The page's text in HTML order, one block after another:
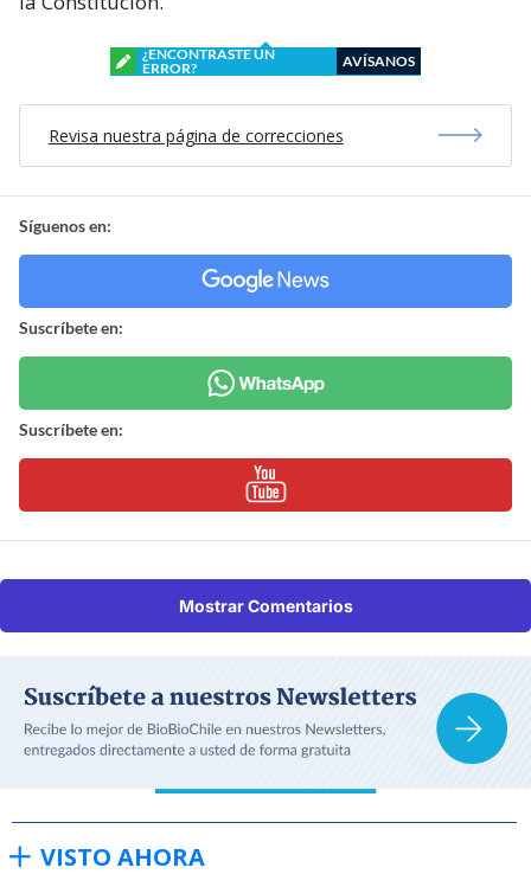
¿ENCONTRASTE UN
ERROR?
AVÍSANOS
Revisa nuestra página de correcciones
Síguenos en:
Suscríbete en:
Suscríbete en:
Mostrar Comentarios
VISTO AHORA